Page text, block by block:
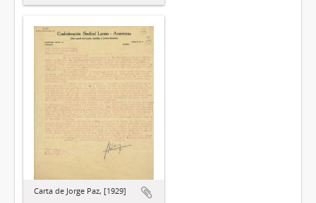
Carta de Jorge Paz, [1929]